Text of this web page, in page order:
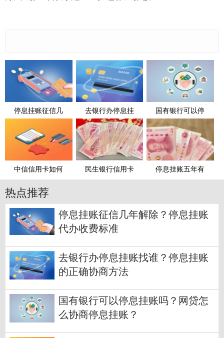
停息挂账征信几 去银行办停息挂 国有银行可以停
中信信用卡如何 民生银行信用卡 停息挂账五年有
热点推荐
停息挂账征信几年解除？停息挂账
代办收费标准
去银行办停息挂账找谁？停息挂账
的正确协商方法
国有银行可以停息挂账吗？网贷怎
么协商停息挂账？